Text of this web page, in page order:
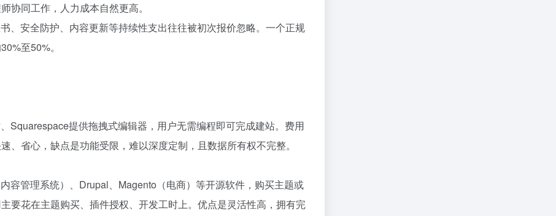
协同工作，人力成本自然更高。
、安全防护、内容更新等持续性支出往往被初次报价忽略。一个正规
至50%。
Squarespace提供拖拽式编辑器，用户无需编程即可完成建站。费用
省心，缺点是功能受限，难以深度定制，且数据所有权不完整。
容管理系统）、Drupal、Magento（电商）等开源软件，购买主题或
要花在主题购买、插件授权、开发工时上。优点是灵活性高，拥有完